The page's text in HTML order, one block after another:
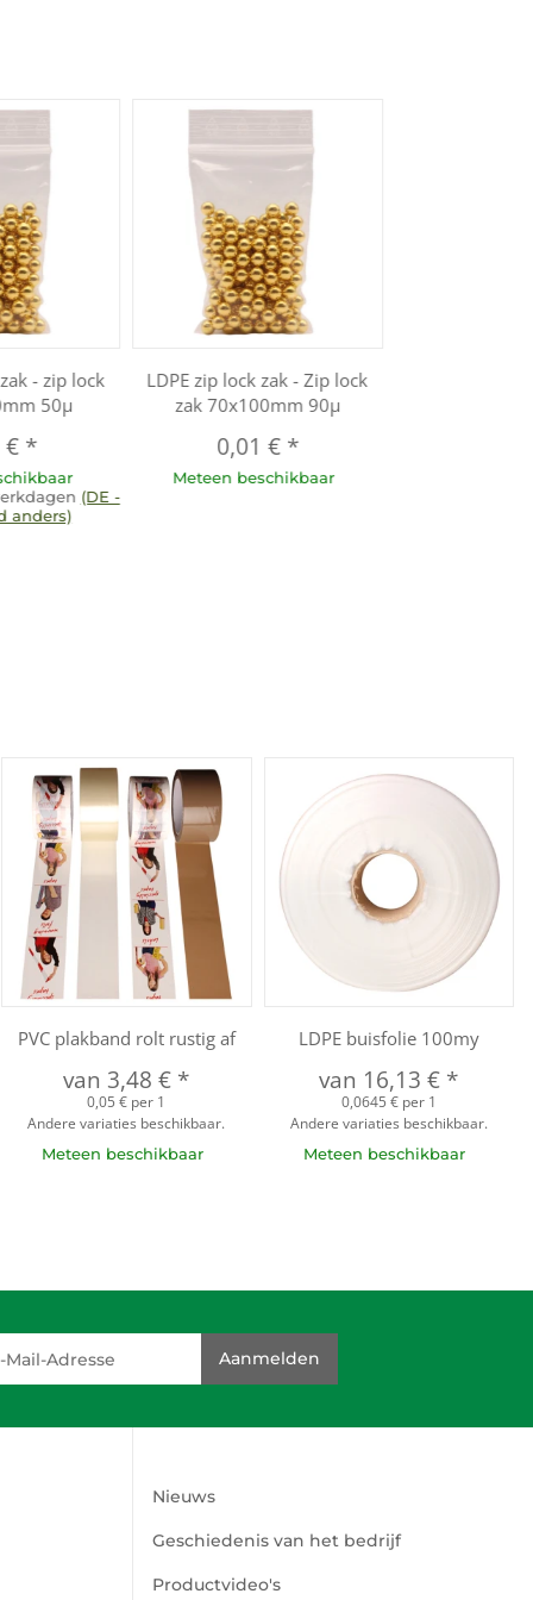
- zip lock
50µ
€ *
(DE -
anders)
LDPE zip lock zak - Zip lock
zak 70x100mm 90µ
0,01 € *
Meteen beschikbaar
PVC plakband rolt rustig af
van 3,48 € *
0,05 € per 1
Andere variaties beschikbaar.
Meteen beschikbaar
LDPE buisfolie 100my
van 16,13 € *
0,0645 € per 1
Andere variaties beschikbaar.
Meteen beschikbaar
Aanmelden
Nieuws
Geschiedenis van het bedrijf
Productvideo's